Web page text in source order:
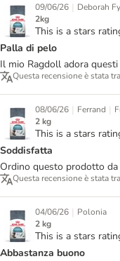
09/06/26 | Deborah
2kg
This is a stars
Palla di pelo
Il mio Ragdoll adora
Questa recensione è stata
08/06/26 | Ferrand |
2 kg
This is a stars
Soddisfatta
Ordino questo prodotto da
Questa recensione è stata
04/06/26 | Polonia
2 kg
This is a stars
Abbastanza buono